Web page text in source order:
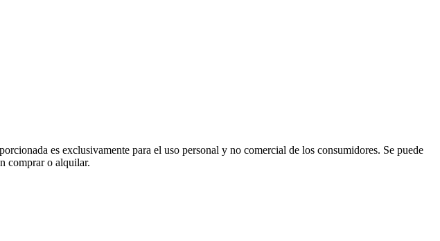
es exclusivamente para el uso personal y no comercial de los consumidores. Se puede
comprar o alquilar.